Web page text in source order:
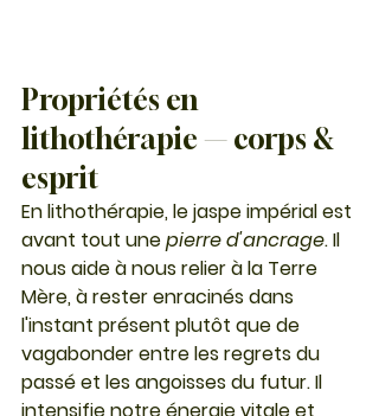
Propriétés en
lithothérapie — corps &
esprit
En lithothérapie, le jaspe impérial est
avant tout une pierre d'ancrage. Il
nous aide à nous relier à la Terre
Mère, à rester enracinés dans
l'instant présent plutôt que de
vagabonder entre les regrets du
passé et les angoisses du futur. Il
intensifie notre énergie vitale et